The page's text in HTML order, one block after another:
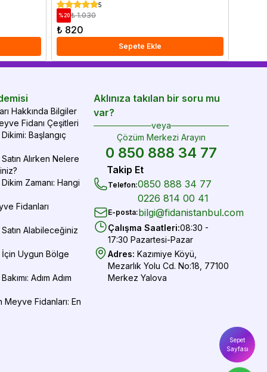
Sepet
Sayfası
5
%20 ₺ 1.030
₺ 820
Sepete Ekle
Hakkında Bilgiler
Fidanı Çeşitleri
Başlangıç
Alırken Nelere
Zamanı: Hangi
Fidanları
Alabileceğiniz
İçin Uygun Bölge
Adım Adım
Meyve Fidanları: En
Aklınıza takılan bir soru mu
var?
veya
Çözüm Merkezi Arayın
0 850 888 34 77
Takip Et
Telefon:0850 888 34 77
0226 814 00 41
E-posta:bilgi@fidanistanbul.com
Çalışma Saatleri:08:30 -
17:30 Pazartesi-Pazar
Adres: Kazımiye Köyü,
Mezarlık Yolu Cd. No:18, 77100
Merkez Yalova